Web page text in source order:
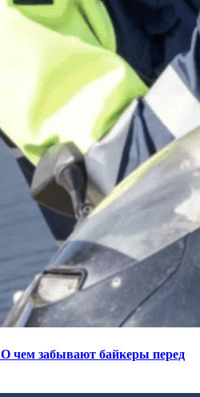
чем забывают байкеры перед